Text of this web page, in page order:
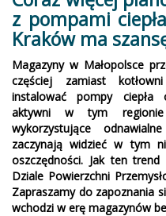
z pompami
Kraków ma
Magazyny w Małopolsce
częściej zamiast
instalować pompy ciepła
aktywni w tym regionie
wykorzystujące
zaczynają widzieć w tym
oszczędności. Jak ten
Dziale Powierzchni
Zapraszamy do zapoznania
wchodzi w erę magazynów